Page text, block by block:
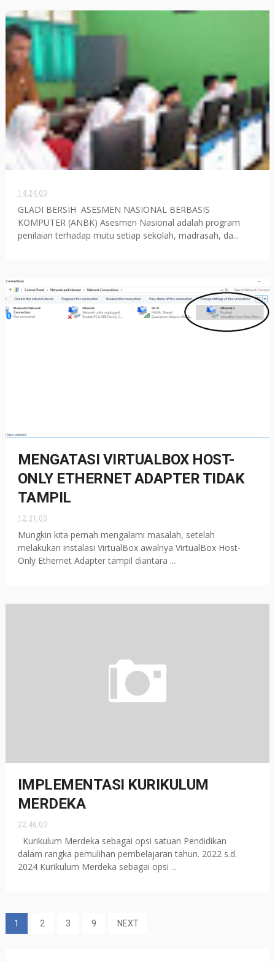
14.24.00
GLADI BERSIH ASESMEN NASIONAL BERBASIS
KOMPUTER (ANBK) Asesmen Nasional adalah program
penilaian terhadap mutu setiap sekolah, madrasah, da...
MENGATASI VIRTUALBOX HOST-
ONLY ETHERNET ADAPTER TIDAK
TAMPIL
12.31.00
Mungkin kita pernah mengalami masalah, setelah
melakukan instalasi VirtualBox awalnya VirtualBox Host-
Only Ethernet Adapter tampil diantara ...
IMPLEMENTASI KURIKULUM
MERDEKA
22.46.00
Kurikulum Merdeka sebagai opsi satuan Pendidikan
dalam rangka pemulihan pembelajaran tahun. 2022 s.d.
2024 Kurikulum Merdeka sebagai opsi ...
1 2 3 9 NEXT